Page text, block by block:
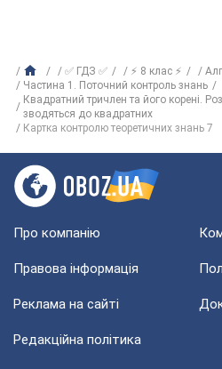
✅ ГДЗ ✅ ⚡ 8 клас ⚡
Частина 1. Поточний контроль знань
Квадратний тричлен та його корені.
зводяться до квадратних
Картка контролю теоретичних знань 7
Про компанію
Правова інформація
Реклама на сайті
Редакційна політика